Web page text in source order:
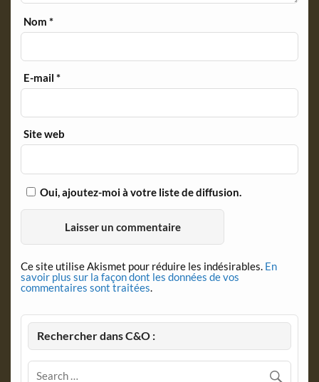
Nom*
E-mail*
Site web
Oui, ajoutez-moi à votre liste de diffusion.
Ce site utilise Akismet pour réduire les indésirables. En
savoir plus sur la façon dont les données de vos
commentaires sont traitées.
Rechercher dans C&O :